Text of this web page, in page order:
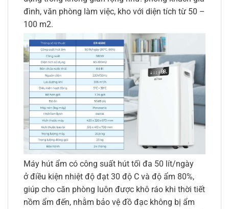
đình, văn phòng làm việc, kho với diện tích từ 50 –
100 m2.
Máy hút ẩm có công suất hút tối đa 50 lít/ngày
ở điều kiện nhiệt độ đạt 30 độ C và độ ẩm 80%,
giúp cho căn phòng luôn được khô ráo khi thời tiết
nồm ẩm đến, nhằm bảo vệ đồ đạc không bị ẩm